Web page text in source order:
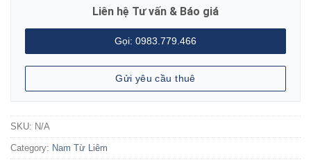
Liên hệ Tư vấn & Báo giá
Gọi: 0983.779.466
Gửi yêu cầu thuê
SKU: N/A
Category: Nam Từ Liêm